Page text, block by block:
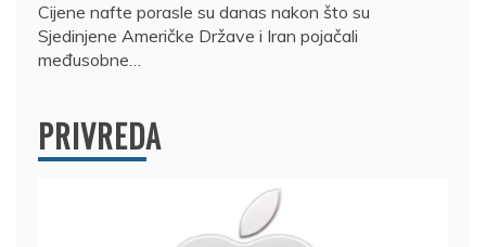
Cijene nafte porasle su danas nakon što su
Sjedinjene Američke Države i Iran pojačali
međusobne…
PRIVREDA